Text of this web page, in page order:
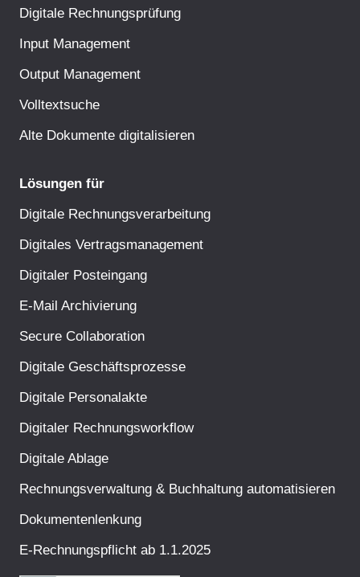
Digitale Rechnungsprüfung
Input Management
Output Management
Volltextsuche
Alte Dokumente digitalisieren
Lösungen für
Digitale Rechnungsverarbeitung
Digitales Vertragsmanagement
Digitaler Posteingang
E-Mail Archivierung
Secure Collaboration
Digitale Geschäftsprozesse
Digitale Personalakte
Digitaler Rechnungsworkflow
Digitale Ablage
Rechnungsverwaltung & Buchhaltung automatisieren
Dokumentenlenkung
E-Rechnungspflicht ab 1.1.2025